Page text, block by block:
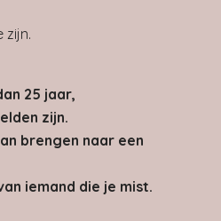
zijn.
25 jaar,
zijn.
brengen naar een
iemand die je mist.